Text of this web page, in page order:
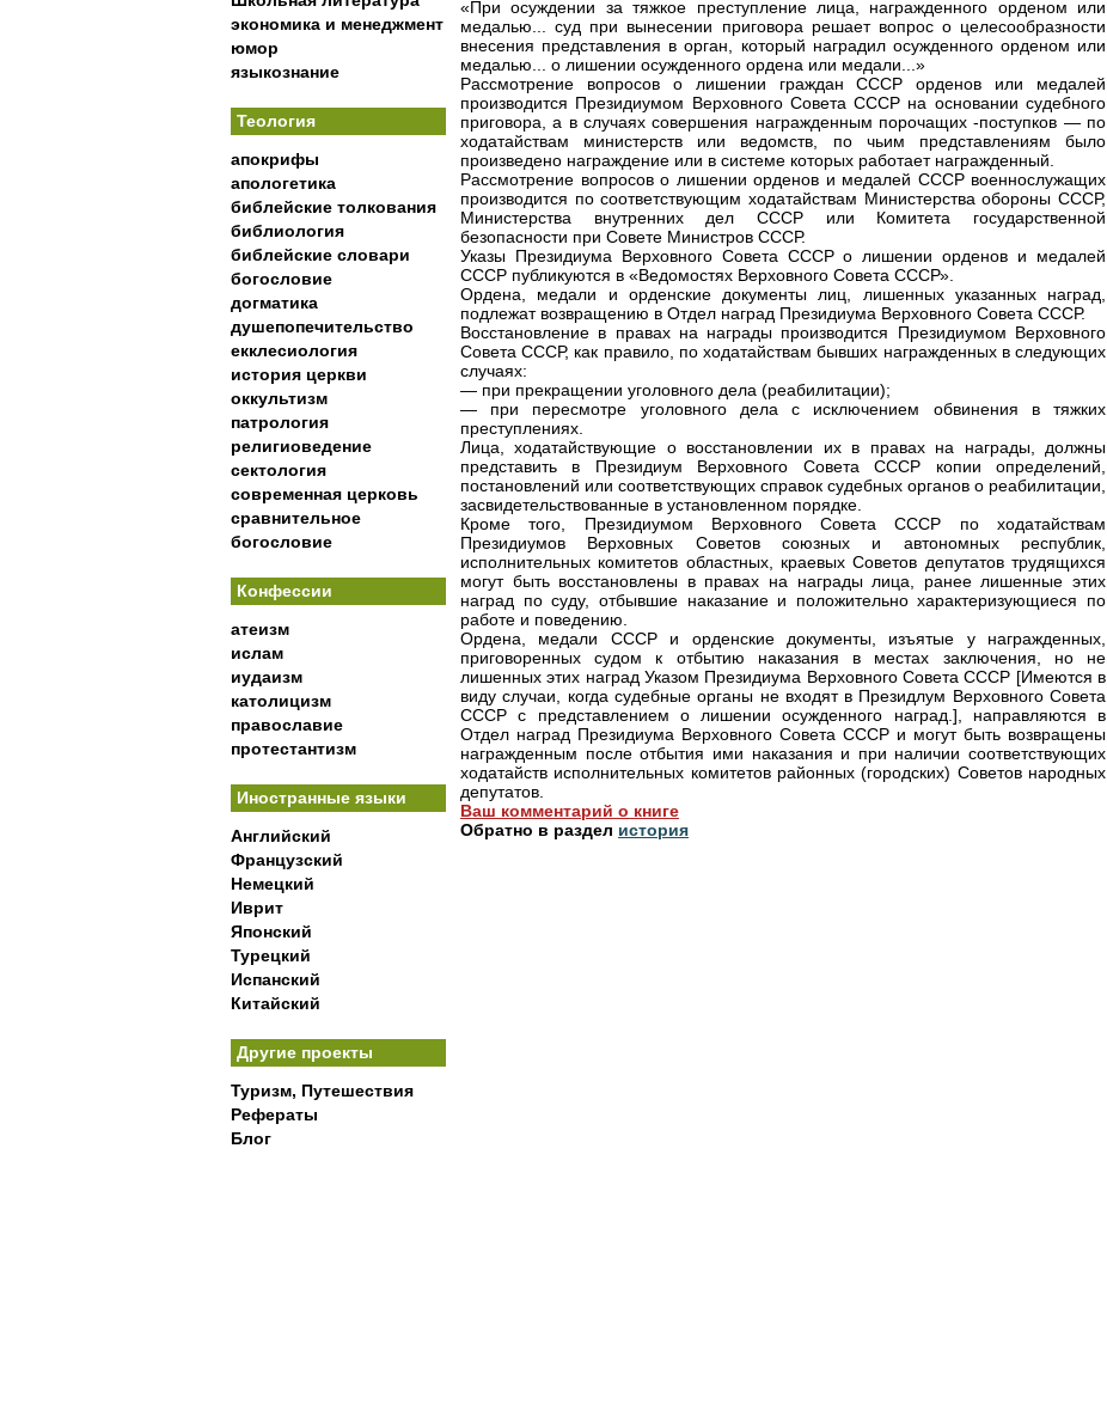
экономика и менеджмент
юмор
языкознание
Теология
апокрифы
апологетика
библейские толкования
библиология
библейские словари
богословие
догматика
душепопечительство
екклесиология
история церкви
оккультизм
патрология
религиоведение
сектология
современная церковь
сравнительное
богословие
Конфессии
атеизм
ислам
иудаизм
католицизм
православие
протестантизм
Иностранные языки
Английский
Французский
Немецкий
Иврит
Японский
Турецкий
Испанский
Китайский
Другие проекты
Туризм, Путешествия
Рефераты
Блог
«При осуждении за тяжкое преступление лица, награжденного орденом или
медалью... суд при вынесении приговора решает вопрос о целесообразности
внесения представления в орган, который наградил осужденного орденом или
медалью... о лишении осужденного ордена или медали...»
Рассмотрение вопросов о лишении граждан СССР орденов или медалей
производится Президиумом Верховного Совета СССР на основании судебного
приговора, а в случаях совершения награжденным порочащих -поступков — по
ходатайствам министерств или ведомств, по чьим представлениям было
произведено награждение или в системе которых работает награжденный.
Рассмотрение вопросов о лишении орденов и медалей СССР военнослужащих
производится по соответствующим ходатайствам Министерства обороны СССР,
Министерства внутренних дел СССР или Комитета государственной
безопасности при Совете Министров СССР.
Указы Президиума Верховного Совета СССР о лишении орденов и медалей
СССР публикуются в «Ведомостях Верховного Совета СССР».
Ордена, медали и орденские документы лиц, лишенных указанных наград,
подлежат возвращению в Отдел наград Президиума Верховного Совета СССР.
Восстановление в правах на награды производится Президиумом Верховного
Совета СССР, как правило, по ходатайствам бывших награжденных в следующих
случаях:
— при прекращении уголовного дела (реабилитации);
— при пересмотре уголовного дела с исключением обвинения в тяжких
преступлениях.
Лица, ходатайствующие о восстановлении их в правах на награды, должны
представить в Президиум Верховного Совета СССР копии определений,
постановлений или соответствующих справок судебных органов о реабилитации,
засвидетельствованные в установленном порядке.
Кроме того, Президиумом Верховного Совета СССР по ходатайствам
Президиумов Верховных Советов союзных и автономных республик,
исполнительных комитетов областных, краевых Советов депутатов трудящихся
могут быть восстановлены в правах на награды лица, ранее лишенные этих
наград по суду, отбывшие наказание и положительно характеризующиеся по
работе и поведению.
Ордена, медали СССР и орденские документы, изъятые у награжденных,
приговоренных судом к отбытию наказания в местах заключения, но не
лишенных этих наград Указом Президиума Верховного Совета СССР [Имеются в
виду случаи, когда судебные органы не входят в Президлум Верховного Совета
СССР с представлением о лишении осужденного наград.], направляются в
Отдел наград Президиума Верховного Совета СССР и могут быть возвращены
награжденным после отбытия ими наказания и при наличии соответствующих
ходатайств исполнительных комитетов районных (городских) Советов народных
депутатов.
Ваш комментарий о книге
Обратно в раздел история